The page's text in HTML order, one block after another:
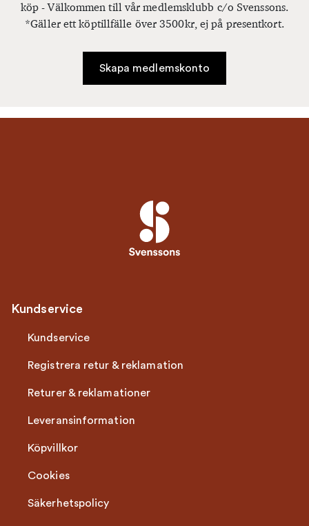
köp - Välkommen till vår medlemsklubb c/o Svenssons.
*Gäller ett köptillfälle över 3500kr, ej på presentkort.
Skapa medlemskonto
Kundservice
Kundservice
Registrera retur & reklamation
Returer & reklamationer
Leveransinformation
Köpvillkor
Cookies
Säkerhetspolicy